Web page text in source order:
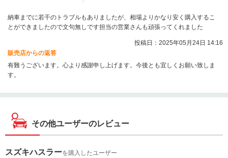
納車までに若干のトラブルもありましたが、相場よりかなり安く購入するこ
とができましたので文句無しです担当の営業さんも頑張ってくれました
投稿日：2025年05月24日 14:16
販売店からの返答
有難うございます。心より感謝申し上げます。今後とも宜しくお願い致しま
す。
その他ユーザーのレビュー
スズキハスラーを購入したユーザー